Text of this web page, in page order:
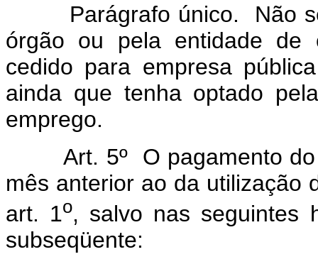
Parágrafo único. Não
órgão ou pela entidade de
cedido para empresa
ainda que tenha optado
emprego.
Art. 5º O pagamento do
mês anterior ao da utilização
art. 1o, salvo nas seguintes
subseqüente: